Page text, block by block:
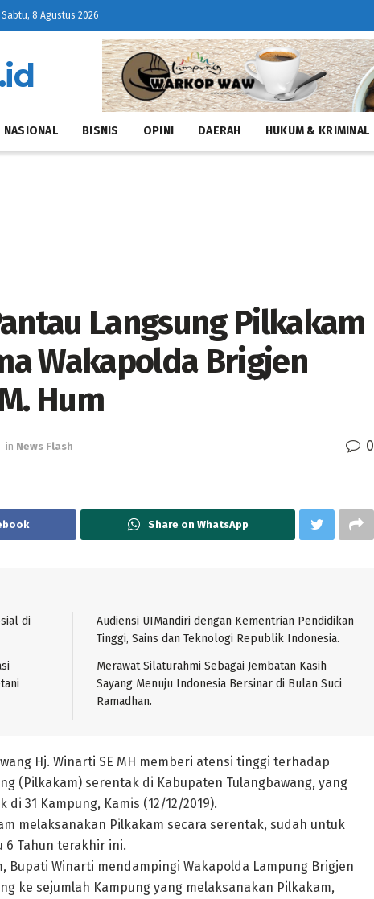
Sabtu, 8 Agustus 2026
NASIONAL BISNIS OPINI DAERAH HUKUM & KRIMINAL
Langsung Pilkakam
Wakapolda Brigjen
Hum
in News Flash 0
Share on WhatsApp
di
Audiensi UIMandiri dengan Kementrian Pendidikan
Tinggi, Sains dan Teknologi Republik Indonesia.
Merawat Silaturahmi Sebagai Jembatan Kasih
Sayang Menuju Indonesia Bersinar di Bulan Suci
Ramadhan.
Hj. Winarti SE MH memberi atensi tinggi terhadap
(Pilkakam) serentak di Kabupaten Tulangbawang, yang
31 Kampung, Kamis (12/12/2019).
melaksanakan Pilkakam secara serentak, sudah untuk
6 Tahun terakhir ini.
Bupati Winarti mendampingi Wakapolda Lampung Brigjen
ke sejumlah Kampung yang melaksanakan Pilkakam,